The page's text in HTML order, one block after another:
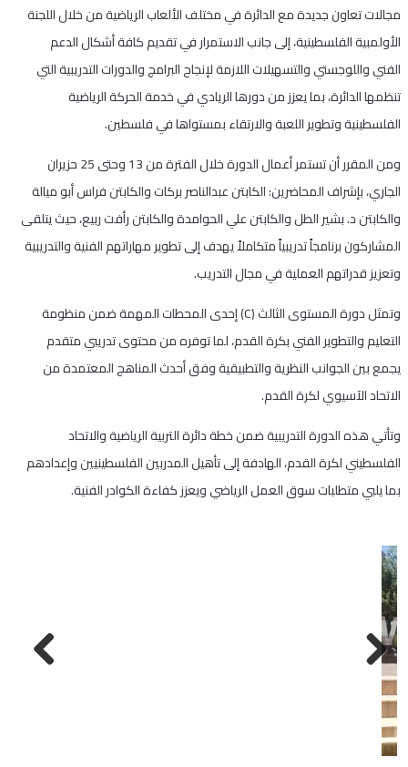
مجالات تعاون جديدة مع الدائرة في مختلف الألعاب الرياضية من خلال اللجنة
الأولمبية الفلسطينية، إلى جانب الاستمرار في تقديم كافة أشكال الدعم
الفني واللوجستي والتسهيلات اللازمة لإنجاح البرامج والدورات التدريبية التي
تنظمها الدائرة، بما يعزز من دورها الريادي في خدمة الحركة الرياضية
الفلسطينية وتطوير اللعبة والارتقاء بمستواها في فلسطين.
ومن المقرر أن تستمر أعمال الدورة خلال الفترة من 13 وحتى 25 حزيران
الجاري، بإشراف المحاضرين: الكابتن عبدالناصر بركات والكابتن فراس أبو ميالة
والكابتن د. بشير الطل والكابتن علي الحوامدة والكابتن رأفت ربيع، حيث يتلقى
المشاركون برنامجاً تدريبياً متكاملاً يهدف إلى تطوير مهاراتهم الفنية والتدريبية
وتعزيز قدراتهم العملية في مجال التدريب.
وتمثل دورة المستوى الثالث (C) إحدى المحطات المهمة ضمن منظومة
التعليم والتطوير الفني بكرة القدم، لما توفره من محتوى تدريبي متقدم
يجمع بين الجوانب النظرية والتطبيقية وفق أحدث المناهج المعتمدة من
الاتحاد الآسيوي لكرة القدم.
وتأتي هذه الدورة التدريبية ضمن خطة دائرة التربية الرياضية والاتحاد
الفلسطيني لكرة القدم، الهادفة إلى تأهيل المدربين الفلسطينيين وإعدادهم
بما يلبي متطلبات سوق العمل الرياضي ويعزز كفاءة الكوادر الفنية.
Previous